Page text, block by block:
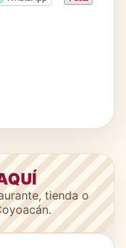
tienda o